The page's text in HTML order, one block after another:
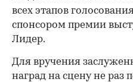
всех этапов
спонсором премии
Лидер.
Для вручения
наград на сцену не раз